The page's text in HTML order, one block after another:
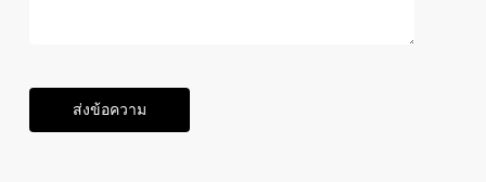
ส่งข้อความ